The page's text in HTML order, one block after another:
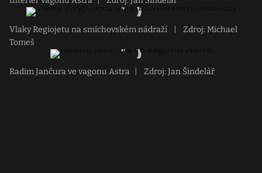
Vlaky Regiojetu na smíchovském nádraží
Zdroj: Michael
Tomeš
Radim Jančura ve vagonu Astra Zdroj: Jan Šindelář